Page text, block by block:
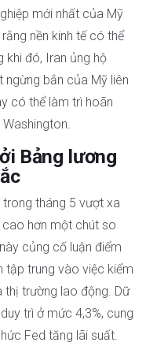
mới nhất của Mỹ
nền kinh tế có thể
khi đó, Iran ủng hộ
ngừng bắn của Mỹ liên
có thể làm trì hoãn
Bảng lương
trong tháng 5 vượt xa
cao hơn một chút so
củng cố luận điểm
tập trung vào việc kiểm
trường lao động. Dữ
trì ở mức 4,3%, cung
Fed tăng lãi suất.